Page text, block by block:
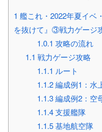
1 艦これ・2022年夏イベ
を抜けて』③戦力ゲージ
1.0.1 攻略の流れ
1.1 戦力ゲージ攻略
1.1.1 ルート
1.1.2編成例1：水
1.1.3編成例2：空
1.1.4支援艦隊
1.1.5基地航空隊